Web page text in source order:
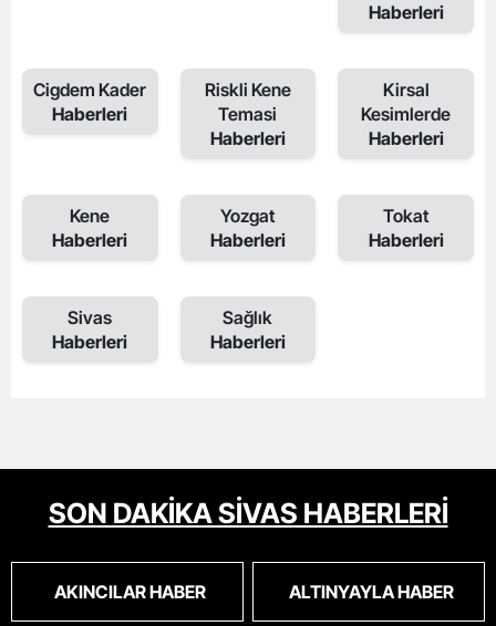
Haberleri
Cigdem Kader
Haberleri
Riskli Kene
Temasi
Haberleri
Kirsal
Kesimlerde
Haberleri
Kene
Haberleri
Yozgat
Haberleri
Tokat
Haberleri
Sivas
Haberleri
Sağlık
Haberleri
SON DAKİKA SİVAS HABERLERİ
AKINCILAR HABER ALTINYAYLA HABER